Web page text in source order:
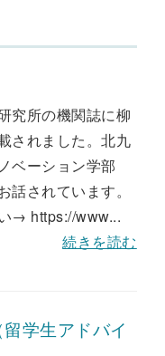
究所の機関誌に柳
されました。北九
ベーション学部
話されています。
→ https://www...
続きを読む
学生アドバイ